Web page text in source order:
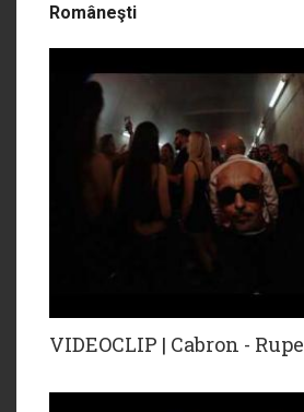
Româneşti
VIDEOCLIP | Cabron - Rupe